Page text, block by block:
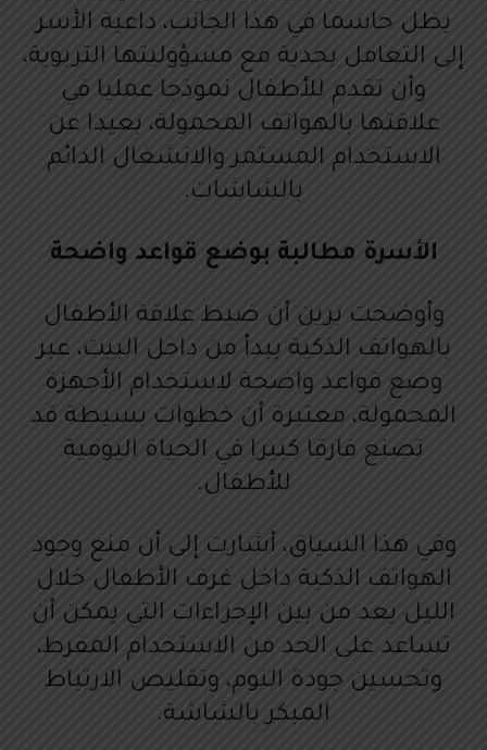
يظل حاسما في هذا الجانب، داعية الأسر
إلى التعامل بجدية مع مسؤوليتها التربوية،
وأن تقدم للأطفال نموذجا عمليا في
علاقتها بالهواتف المحمولة، بعيدا عن
الاستخدام المستمر والانشغال الدائم
بالشاشات.
الأسرة مطالبة بوضع قواعد واضحة
وأوضحت برين أن ضبط علاقة الأطفال
بالهواتف الذكية يبدأ من داخل البيت، عبر
وضع قواعد واضحة لاستخدام الأجهزة
المحمولة، معتبرة أن خطوات بسيطة قد
تصنع فارقا كبيرا في الحياة اليومية
للأطفال.
وفي هذا السياق، أشارت إلى أن منع وجود
الهواتف الذكية داخل غرف الأطفال خلال
الليل يعد من بين الإجراءات التي يمكن أن
تساعد على الحد من الاستخدام المفرط،
وتحسين جودة النوم، وتقليص الارتباط
المبكر بالشاشة.